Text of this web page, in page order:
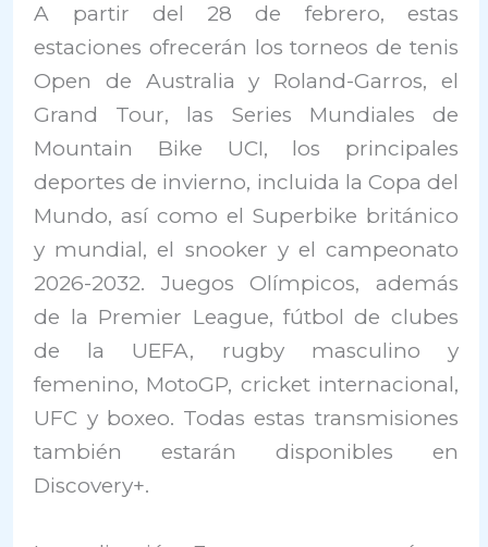
A partir del 28 de febrero, estas
estaciones ofrecerán los torneos de tenis
Open de Australia y Roland-Garros, el
Grand Tour, las Series Mundiales de
Mountain Bike UCI, los principales
deportes de invierno, incluida la Copa del
Mundo, así como el Superbike británico
y mundial, el snooker y el campeonato
2026-2032. Juegos Olímpicos, además
de la Premier League, fútbol de clubes
de la UEFA, rugby masculino y
femenino, MotoGP, cricket internacional,
UFC y boxeo. Todas estas transmisiones
también estarán disponibles en
Discovery+.